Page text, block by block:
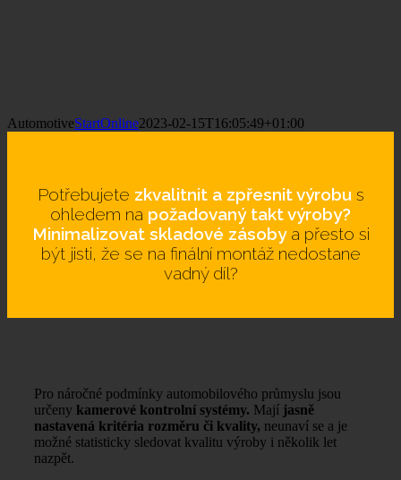
AutomotiveStartOnline2023-02-15T16:05:49+01:00
Potřebujete zkvalitnit a zpřesnit výrobus
ohledem na požadovaný takt výroby?
Minimalizovat skladové zásobya přesto si
být jisti, že se na finální montáž nedostane
vadný díl?
Pro náročné podmínky automobilového průmyslu jsou
určeny kamerové kontrolní systémy. Mají jasně
nastavená kritéria rozměru či kvality, neunaví se a je
možné statisticky sledovat kvalitu výroby i několik let
nazpět.